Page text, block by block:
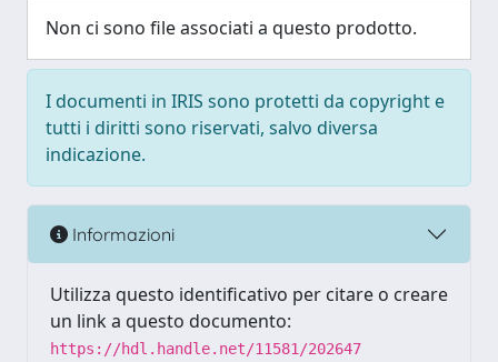
Non ci sono file associati a questo prodotto.
I documenti in IRIS sono protetti da copyright e
tutti i diritti sono riservati, salvo diversa
indicazione.
Informazioni
Utilizza questo identificativo per citare o creare
un link a questo documento:
https://hdl.handle.net/11581/202647